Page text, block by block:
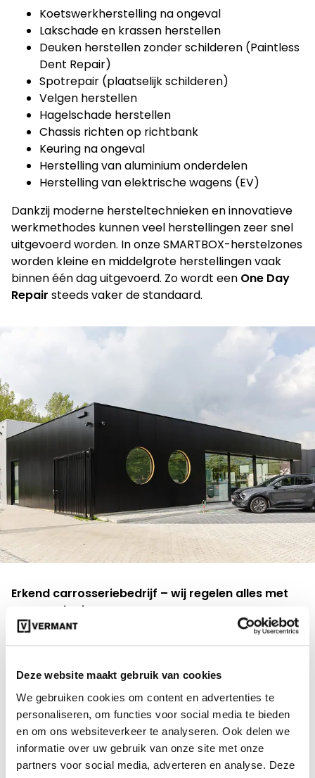
Deze website maakt gebruik van cookies
We gebruiken cookies om content en advertenties te
personaliseren, om functies voor social media te bieden
en om ons websiteverkeer te analyseren. Ook delen we
informatie over uw gebruik van onze site met onze
partners voor social media, adverteren en analyse. Deze
Koetswerkherstelling na ongeval
Lakschade en krassen herstellen
Deuken herstellen zonder schilderen (Paintless
Dent Repair)
Spotrepair (plaatselijk schilderen)
Velgen herstellen
Hagelschade herstellen
Chassis richten op richtbank
Keuring na ongeval
Herstelling van aluminium onderdelen
Herstelling van elektrische wagens (EV)
Dankzij moderne hersteltechnieken en innovatieve
werkmethodes kunnen veel herstellingen zeer snel
uitgevoerd worden. In onze SMARTBOX-herstelzones
worden kleine en middelgrote herstellingen vaak
binnen één dag uitgevoerd. Zo wordt een One Day
Repair steeds vaker de standaard.
Erkend carrosseriebedrijf – wij regelen alles met
uw verzekering
Carrosserie Vermant is erkend door alle
verzekeringsmaatschappijen. Dat betekent voor u
verzekering
Vaak heeft u recht op een gratis
vervangwagen
Derde betaler mogelijk – u hoeft niets voor te
schieten